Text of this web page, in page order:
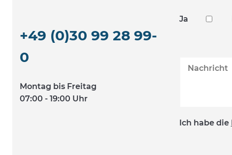
+49 (0)30 99 28 99-
0
Montag bis Freitag
07:00 - 19:00 Uhr
Ja
Ich habe die